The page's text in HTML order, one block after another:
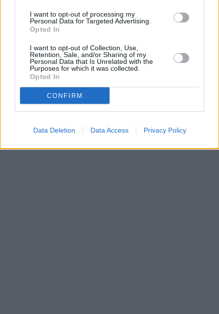
I want to opt-out of processing my
Personal Data for Targeted Advertising.
Opted In
I want to opt-out of Collection, Use,
Retention, Sale, and/or Sharing of my
Personal Data that Is Unrelated with the
Purposes for which it was collected.
Opted In
CONFIRM
Data Deletion Data Access Privacy Policy
Prima sport - co nabídne v prvním
vysílacím týdnu
Kdy a kde bude Prima sport k
Parabola.cz- web o satelitní, terestrické a kabelové televizi, ©
O webu parabola.cz
Dovolená u moře